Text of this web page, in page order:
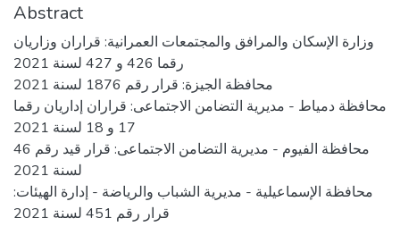
Abstract
وزارة الإسكان والمرافق والمجتمعات العمرانية: قراران وزاريان
رقما 426 و 427 لسنة 2021
محافظة الجيزة: قرار رقم 1876 لسنة 2021
محافظة دمياط - مديرية التضامن الاجتماعى: قراران إداريان رقما
17 و 18 لسنة 2021
محافظة الفيوم - مديرية التضامن الاجتماعى: قرار قيد رقم 46
لسنة 2021
محافظة الإسماعيلية - مديرية الشباب والرياضة - إدارة الهيئات:
قرار رقم 451 لسنة 2021